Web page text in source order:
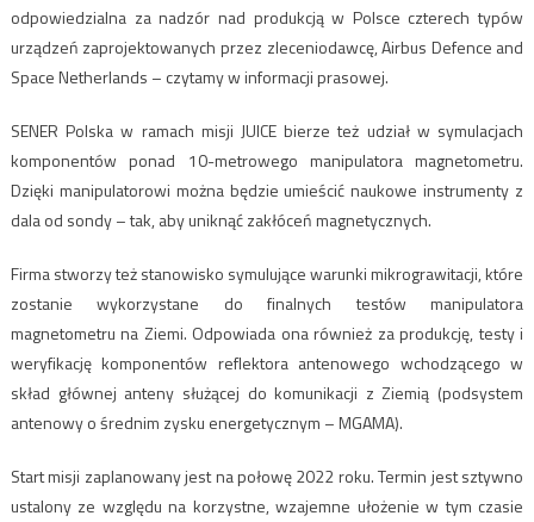
odpowiedzialna za nadzór nad produkcją w Polsce czterech typów
urządzeń zaprojektowanych przez zleceniodawcę, Airbus Defence and
Space Netherlands – czytamy w informacji prasowej.
SENER Polska w ramach misji JUICE bierze też udział w symulacjach
komponentów ponad 10-metrowego manipulatora magnetometru.
Dzięki manipulatorowi można będzie umieścić naukowe instrumenty z
dala od sondy – tak, aby uniknąć zakłóceń magnetycznych.
Firma stworzy też stanowisko symulujące warunki mikrograwitacji, które
zostanie wykorzystane do finalnych testów manipulatora
magnetometru na Ziemi. Odpowiada ona również za produkcję, testy i
weryfikację komponentów reflektora antenowego wchodzącego w
skład głównej anteny służącej do komunikacji z Ziemią (podsystem
antenowy o średnim zysku energetycznym – MGAMA).
Start misji zaplanowany jest na połowę 2022 roku. Termin jest sztywno
ustalony ze względu na korzystne, wzajemne ułożenie w tym czasie